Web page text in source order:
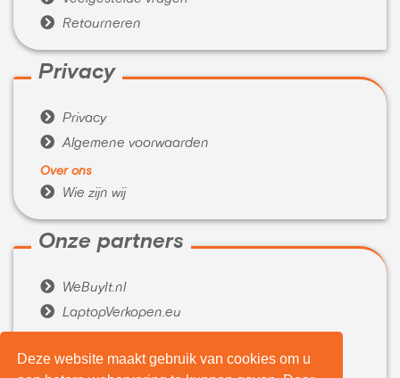
Deze website maakt gebruik van cookies om u
 Retourneren
Privacy
 Privacy
 Algemene voorwaarden
Over ons
 Wie zijn wij
Onze partners
 WeBuyIt.nl
 LaptopVerkopen.eu
